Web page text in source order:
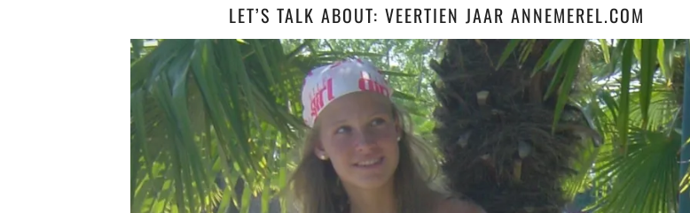
LET’S TALK ABOUT: VEERTIEN JAAR ANNEMEREL.COM